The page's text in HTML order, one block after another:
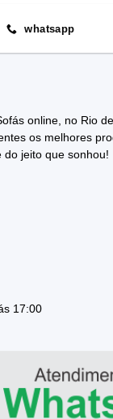
whatsapp
online, no Rio
os melhores
do jeito que sonhou!
17:00